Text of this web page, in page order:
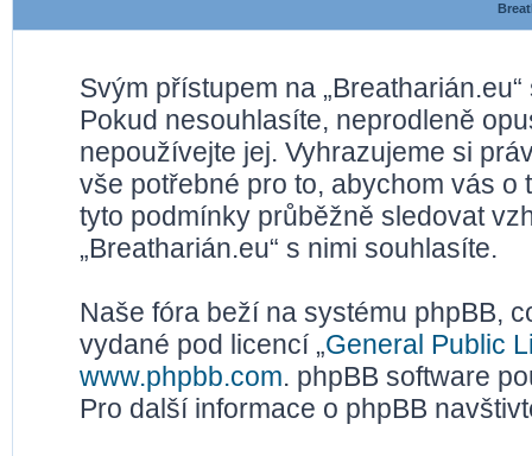
Svým přístupem na
Pokud nesouhlasíte, neprodleně
nepoužívejte jej. Vyhrazujeme si
vše potřebné pro to, abychom vás o
tyto podmínky průběžně sledovat
„Breatharián.eu“ s nimi souhlasíte.
Naše fóra beží na systému phpBB,
vydané pod licencí „General Public
www.phpbb.com. phpBB software
Pro další informace o phpBB